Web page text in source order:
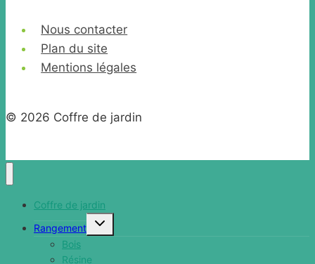
Nous contacter
Plan du site
Mentions légales
© 2026 Coffre de jardin
Coffre de jardin
Rangement
Ouvrir/fermer
Bois
Résine